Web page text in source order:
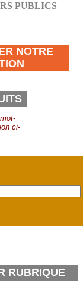
PUBLICS
NOTRE
ci-
RUBRIQUE